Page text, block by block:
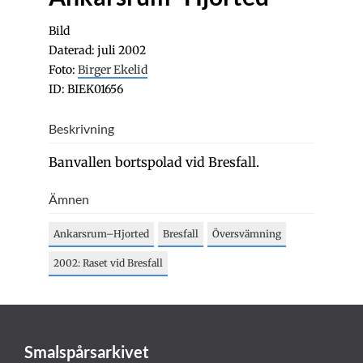
Bild
Daterad: juli 2002
Foto: Birger Ekelid
ID: BIEK01656
Beskrivning
Banvallen bortspolad vid Bresfall.
Ämnen
Ankarsrum–Hjorted Bresfall Översvämning
2002: Raset vid Bresfall
Smalspårsarkivet